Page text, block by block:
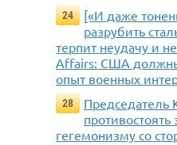
24
[«И даже
разрубить
терпит неудачу и
Affairs: США
опыт военных
28
Председатель
гегемонизму со